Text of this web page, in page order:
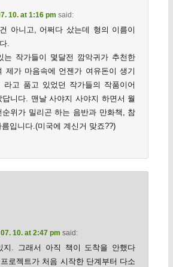
10. at 1:16 pm said:
아니고, 어쩌다 샀는데 형의 이름이
.
는 작가들이 몇달전 깜악귀가 추천한
제가 마음속에 언젠가 여유돈이 생기
고 품고 있었던 작가들의 작품이어
니다. 맨날 사야지 사야지 하면서 월
순위가 밀리곤 하는 음반과 만화책, 참
입니다.(미국에 계신거 맞죠??)
10. at 2:47 pm said:
. 그래서 아직 책이 도착을 안했다
로젝트가 처음 시작한 단계부터 다소